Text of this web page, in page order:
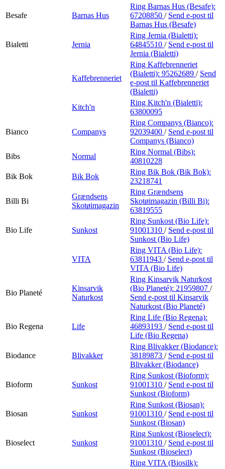
Besafe Barnas Hus
Ring Barnas Hus (Besafe):
67208850 / Send e-post til
Barnas Hus (Besafe)
Bialetti Jernia
Ring Jernia (Bialetti):
64845510 / Send e-post til
Jernia (Bialetti)
Kaffebrenneriet
Ring Kaffebrenneriet
(Bialetti): 95262689 / Send
e-post til Kaffebrenneriet
(Bialetti)
Kitch'n
Ring Kitch'n (Bialetti):
63800095
Bianco Companys
Ring Companys (Bianco):
92039400 / Send e-post til
Companys (Bianco)
Bibs
Normal
Ring Normal (Bibs):
40810228
Bik Bok
Bik Bok
Ring Bik Bok (Bik Bok):
23218741
Billi Bi
Grændsens
Skotøimagazin
Ring Grændsens
Skotøimagazin (Billi Bi):
63819555
Bio Life Sunkost
Ring Sunkost (Bio Life):
91001310 / Send e-post til
Sunkost (Bio Life)
VITA
Ring VITA (Bio Life):
63811943 / Send e-post til
VITA (Bio Life)
Bio Planeté
Kinsarvik
Naturkost
Ring Kinsarvik Naturkost
(Bio Planeté): 21959807 /
Send e-post til Kinsarvik
Naturkost (Bio Planeté)
Bio Regena Life
Ring Life (Bio Regena):
46893193 / Send e-post til
Life (Bio Regena)
Biodance Blivakker
Ring Blivakker (Biodance):
38189873 / Send e-post til
Blivakker (Biodance)
Bioform Sunkost
Ring Sunkost (Bioform):
91001310 / Send e-post til
Sunkost (Bioform)
Biosan Sunkost
Ring Sunkost (Biosan):
91001310 / Send e-post til
Sunkost (Biosan)
Bioselect Sunkost
Ring Sunkost (Bioselect):
91001310 / Send e-post til
Sunkost (Bioselect)
Ring VITA (Biosilk):